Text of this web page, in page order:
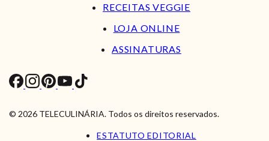
RECEITAS VEGGIE
LOJA ONLINE
ASSINATURAS
© 2026 TELECULINÁRIA. Todos os direitos reservados.
ESTATUTO EDITORIAL